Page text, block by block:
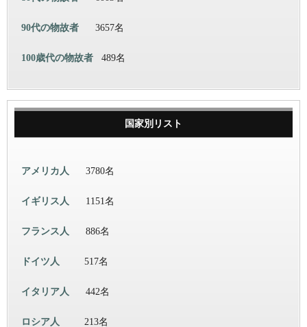
90代の物故者 3657名
100歳代の物故者 489名
国家別リスト
アメリカ人 3780名
イギリス人 1151名
フランス人 886名
ドイツ人 517名
イタリア人 442名
ロシア人 213名